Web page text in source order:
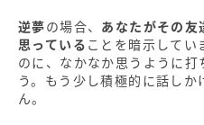
逆夢の場合、 あなたがその友
思っている ことを暗示してい
のに、なかなか思うように
う。もう少し積極的に話し
ん。